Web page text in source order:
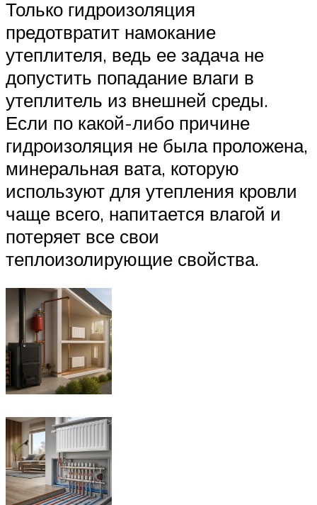
Только гидроизоляция
предотвратит намокание
утеплителя, ведь ее задача не
допустить попадание влаги в
утеплитель из внешней среды.
Если по какой-либо причине
гидроизоляция не была проложена,
минеральная вата, которую
используют для утепления кровли
чаще всего, напитается влагой и
потеряет все свои
теплоизолирующие свойства.